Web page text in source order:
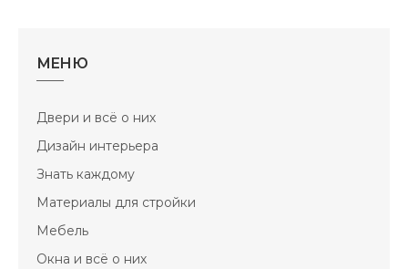
МЕНЮ
Двери и всё о них
Дизайн интерьера
Знать каждому
Материалы для стройки
Мебель
Окна и всё о них